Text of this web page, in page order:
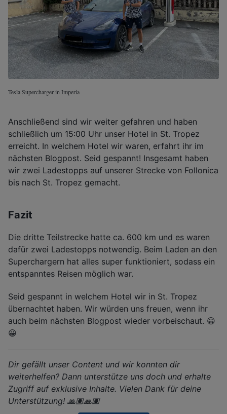
Tesla Supercharger in Imperia
Anschließend sind wir weiter gefahren und haben
schließlich um 15:00 Uhr unser Hotel in St. Tropez
erreicht. In welchem Hotel wir waren, erfahrt ihr im
nächsten Blogpost. Seid gespannt! Insgesamt haben
wir zwei Ladestopps auf unserer Strecke von Follonica
bis nach St. Tropez gemacht.
Fazit
Die dritte Teilstrecke hatte ca. 600 km und es waren
dafür zwei Ladestopps notwendig. Beim Laden an den
Superchargern hat alles super funktioniert, sodass ein
entspanntes Reisen möglich war.
Seid gespannt in welchem Hotel wir in St. Tropez
übernachtet haben. Wir würden uns freuen, wenn ihr
auch beim nächsten Blogpost wieder vorbeischaut. 😀
😀
Dir gefällt unser Content und wir konnten dir
weiterhelfen? Dann unterstütze uns doch und erhalte
Zugriff auf exklusive Inhalte. Vielen Dank für deine
Unterstützung! 🙏🏽🙏🏽